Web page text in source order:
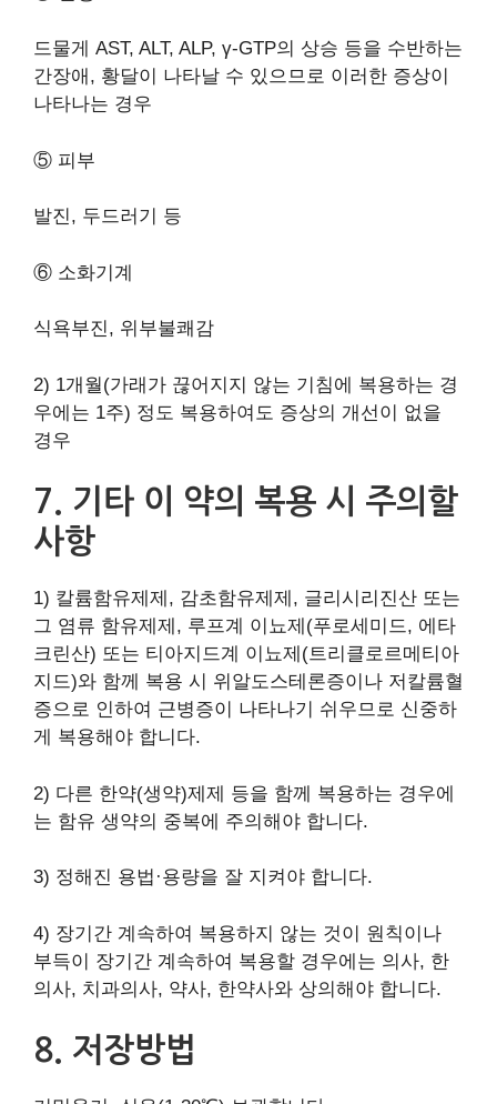
드물게 AST, ALT, ALP, γ-GTP의 상승 등을 수반하는
간장애, 황달이 나타날 수 있으므로 이러한 증상이
나타나는 경우
⑤ 피부
발진, 두드러기 등
⑥ 소화기계
식욕부진, 위부불쾌감
2) 1개월(가래가 끊어지지 않는 기침에 복용하는 경
우에는 1주) 정도 복용하여도 증상의 개선이 없을
경우
7. 기타 이 약의 복용 시 주의할
사항
1) 칼륨함유제제, 감초함유제제, 글리시리진산 또는
그 염류 함유제제, 루프계 이뇨제(푸로세미드, 에타
크린산) 또는 티아지드계 이뇨제(트리클로르메티아
지드)와 함께 복용 시 위알도스테론증이나 저칼륨혈
증으로 인하여 근병증이 나타나기 쉬우므로 신중하
게 복용해야 합니다.
2) 다른 한약(생약)제제 등을 함께 복용하는 경우에
는 함유 생약의 중복에 주의해야 합니다.
3) 정해진 용법·용량을 잘 지켜야 합니다.
4) 장기간 계속하여 복용하지 않는 것이 원칙이나
부득이 장기간 계속하여 복용할 경우에는 의사, 한
의사, 치과의사, 약사, 한약사와 상의해야 합니다.
8. 저장방법